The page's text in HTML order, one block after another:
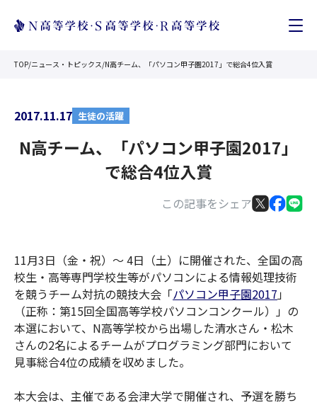
TOP/ニュース・トピックス/N高チーム、「パソコン甲子園2017」で総合4位入賞
2017.11.17 生徒の活躍
この記事をシェア
N高チーム、「パソコン甲子園2017」
で総合4位入賞
11月3日（金・祝）～ 4日（土）に開催された、全国の高
校生・高等専門学校生等がパソコンによる情報処理技術
を競うチーム対抗の競技大会「パソコン甲子園2017」
（正称：第15回全国高等学校パソコンコンクール）」の
本選において、N高等学校から出場した清水さん・松木
さんの2名によるチームがプログラミング部門において
見事総合4位の成績を収めました。
本大会は、主催である会津大学で開催され、予選を勝ち